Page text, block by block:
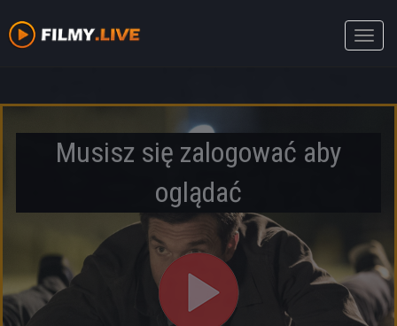
Toggle
Musisz się zalogować aby
oglądać